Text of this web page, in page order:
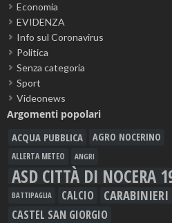
Economia
EVIDENZA
Info sul Coronavirus
Politica
Senza categoria
Sport
Videonews
Argomenti popolari
ACQUA PUBBLICA AGRO NOCERINO
ALLERTA METEO ANGRI
ASD CITTÀ DI NOCERA
BATTIPAGLIA CALCIO CARABINIERI
CASTEL SAN GIORGIO